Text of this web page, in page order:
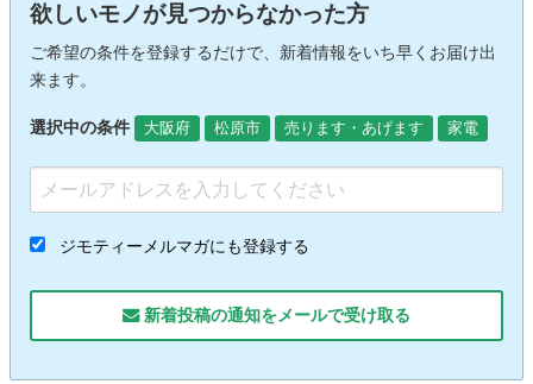
欲しいモノが見つからなかった方
ご希望の条件を登録するだけで、新着情報をいち早くお届け出
来ます。
選択中の条件 大阪府 松原市 売ります・あげます 家電
ジモティーメルマガにも登録する
新着投稿の通知をメールで受け取る